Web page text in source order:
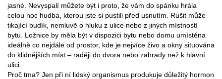
jasné. Nevyspalí můžete být i proto, že vám do spánku hrála
celou noc hudba, kterou jste si pustili před usnutím. Rušit může
tikající budík, nemluvě o hluku z ulice nebo z jiných místností
bytu. Ložnice by měla být v dispozici bytu nebo domu umístěna
ideálně co nejdále od prostor, kde je nejvíce živo a okny situována
do klidnějších míst – raději do dvora nebo zahrady než k hlavní
ulici.
Proč tma? Jen při ní lidský organismus produkuje důležitý hormon